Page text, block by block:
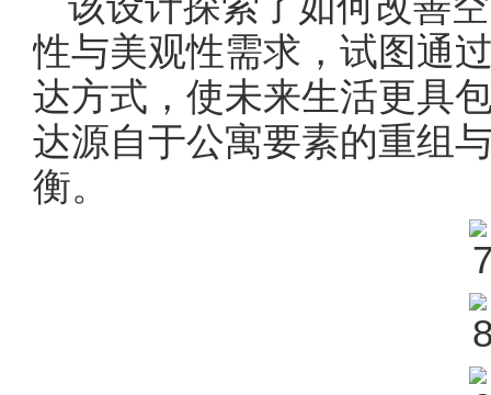
性与美观性需求，试图通
达方式，使未来生活更具
达源自于公寓要素的重组
衡。